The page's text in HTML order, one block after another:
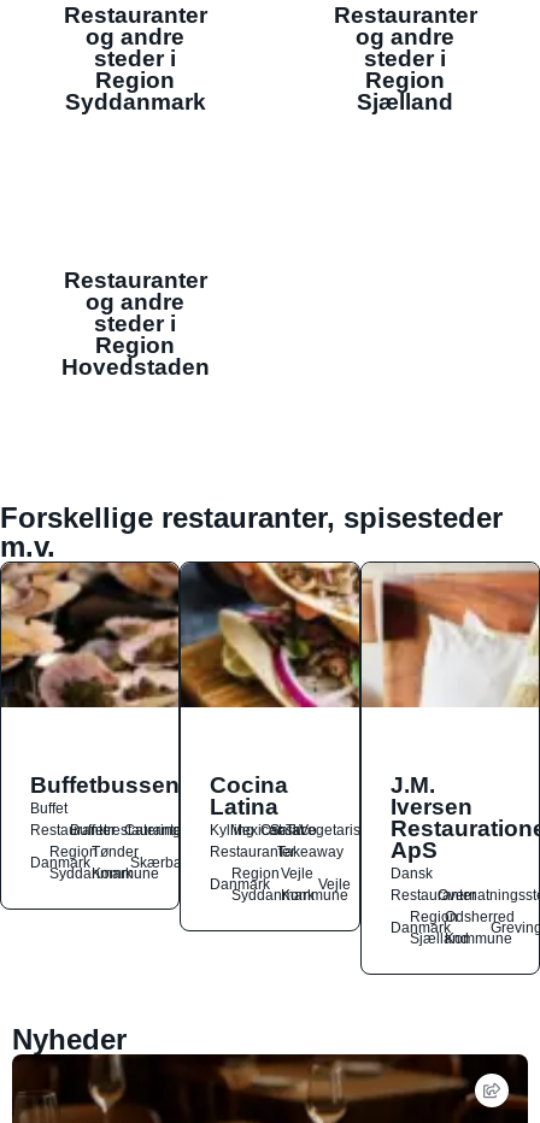
Restauranter
og andre
steder i
Region
Syddanmark
Restauranter
og andre
steder i
Region
Sjælland
Restauranter
og andre
steder i
Region
Hovedstaden
Forskellige restauranter, spisesteder
m.v.
Buffetbussen
Buffet
Restauranter
Buffetrestauranter
Catering
Danmark
Region
Syddanmark
Tønder
Kommune
Skærbæk
Cocina
Latina
Kylling
Mexicansk
OstSalat
TacoVegetarisk
RestauranterTakeaway
Danmark
Region
Syddanmark
Vejle
Kommune
Vejle
J.M.
Iversen
ApS
Dansk
Restauranter
Danmark
Region
Sjælland
Odsherred
Kommune
Nyheder